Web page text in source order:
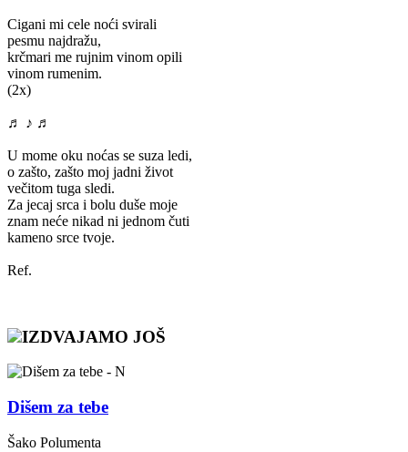
Cigani mi cele noći svirali
pesmu najdražu,
krčmari me rujnim vinom opili
vinom rumenim.
(2x)
♬ ♪ ♬
U mome oku noćas se suza ledi,
o zašto, zašto moj jadni život
večitom tuga sledi.
Za jecaj srca i bolu duše moje
znam neće nikad ni jednom čuti
kameno srce tvoje.
Ref.
IZDVAJAMO JOŠ
Dišem za tebe
Šako Polumenta